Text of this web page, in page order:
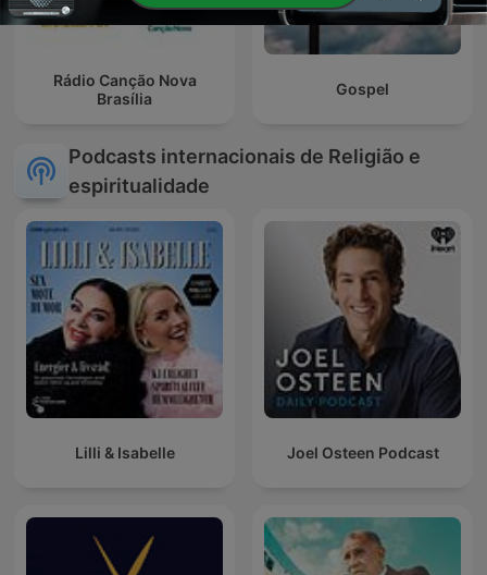
Rádio Canção Nova
Brasília
Gospel
Podcasts internacionais de Religião e
espiritualidade
Lilli & Isabelle Joel Osteen Podcast